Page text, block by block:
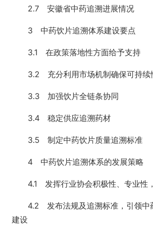
2.7 安徽省中药追溯进展情况
3 中药饮片追溯体系建设要点
3.1 在政策落地性方面给予支持
3.2 充分利用市场机制确保可持续
3.3 加强饮片全链条协同
3.4 稳定供应追溯药材
3.5 制定中药饮片质量追溯标准
4 中药饮片追溯体系的发展策略
4.1 发挥行业协会积极性、专业性
4.2 发布法规及追溯标准，引领中
建设